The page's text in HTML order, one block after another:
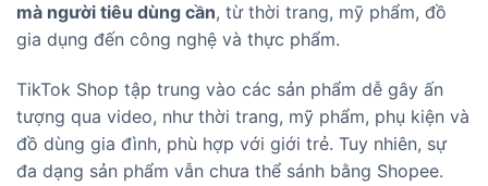
mà người tiêu dùng cần, từ thời trang, mỹ phẩm, đồ
gia dụng đến công nghệ và thực phẩm.
TikTok Shop tập trung vào các sản phẩm dễ gây ấn
tượng qua video, như thời trang, mỹ phẩm, phụ kiện và
đồ dùng gia đình, phù hợp với giới trẻ. Tuy nhiên, sự
đa dạng sản phẩm vẫn chưa thể sánh bằng Shopee.